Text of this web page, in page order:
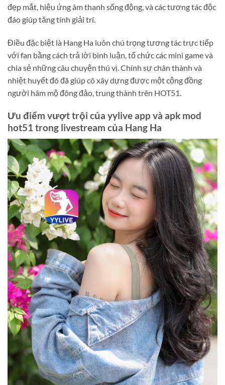
đẹp mắt, hiệu ứng âm thanh sống động, và các tương tác độc
đáo giúp tăng tính giải trí.
Điều đặc biệt là Hang Ha luôn chú trọng tương tác trực tiếp
với fan bằng cách trả lời bình luận, tổ chức các mini game và
chia sẻ những câu chuyện thú vị. Chính sự chân thành và
nhiệt huyết đó đã giúp cô xây dựng được một cộng đồng
người hâm mộ đông đảo, trung thành trên HOT51.
Ưu điểm vượt trội của yylive app và apk mod
hot51 trong livestream của Hang Ha